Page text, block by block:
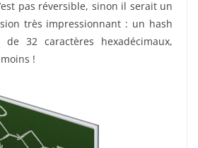
pas réversible, sinon il serait un
très impressionnant : un hash
32 caractères hexadécimaux,
!